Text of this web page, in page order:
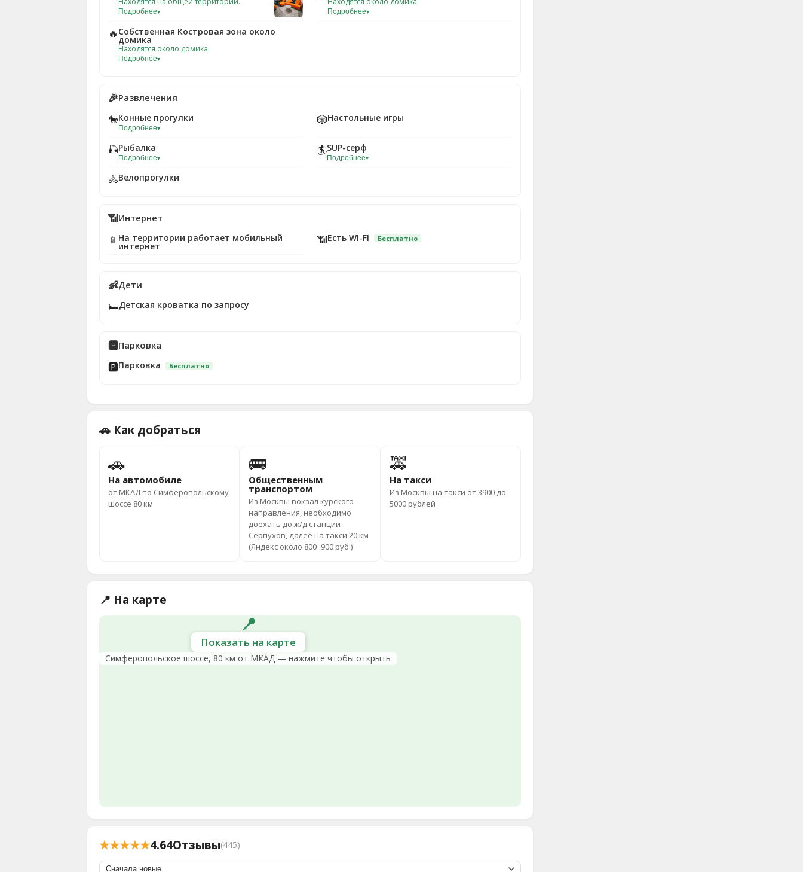
Подробнее▾ Подробнее▾
🔥 Собственная Костровая зона около
домика
Находятся около домика.
Подробнее▾
🎉Развлечения
🐎Конные прогулки
Подробнее▾
🎲Настольные игры
🎣Рыбалка
Подробнее▾
🏄SUP-серф
Подробнее▾
🚴Велопрогулки
📶Интернет
📱 На территории работает мобильный
интернет 📶Есть WI-FI Бесплатно
👶Дети
🛏️Детская кроватка по запросу
🅿️Парковка
🅿️Парковка Бесплатно
🚗 Как добраться
🚗
На автомобиле
от МКАД по Симферопольскому
шоссе 80 км
🚌
Общественным
транспортом
Из Москвы вокзал курского
направления, необходимо
доехать до ж/д станции
Серпухов, далее на такси 20 км
(Яндекс около 800−900 руб.)
🚕
На такси
Из Москвы на такси от 3900 до
5000 рублей
📍 На карте
📍
Показать на карте
Симферопольское шоссе, 80 км от МКАД — нажмите чтобы открыть
★★★★★4.64Отзывы(445)